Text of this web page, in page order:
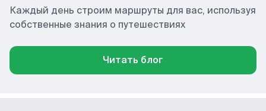
Каждый день строим маршруты для вас, используя
собственные знания о путешествиях
Читать блог